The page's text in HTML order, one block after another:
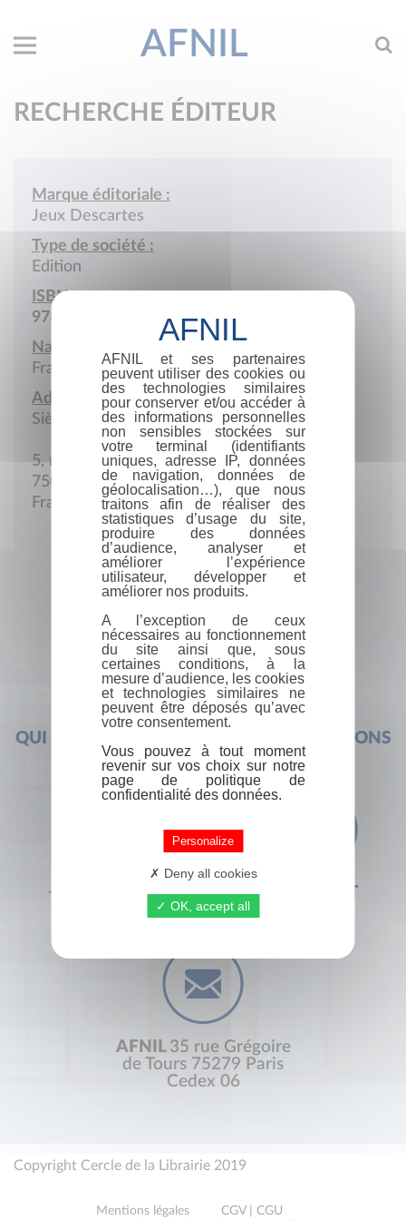
AFNIL
RECHERCHE ÉDITEUR
Marque éditoriale :
Jeux Descartes
Type de société :
Edition
ISBN :
978-2-904783
Nationalité :
France
Adresse :
Siège social
5, rue de La Baume
75008 Paris
France
QUI SOMMES-NOUS ? FOIRE AUX QUESTIONS
+33 (0) 1 44 41 29 19 CONTACT
AFNIL 35 rue Grégoire
de Tours 75279 Paris
Cedex 06
Copyright Cercle de la Librairie 2019
Mentions légales
CGV | CGU
AFNIL et ses partenaires
peuvent utiliser des cookies ou
des technologies similaires
pour conserver et/ou accéder à
des informations personnelles
non sensibles stockées sur
votre terminal (identifiants
uniques, adresse IP, données
de navigation, données de
géolocalisation…), que nous
traitons afin de réaliser des
statistiques d’usage du site,
produire des données
d’audience, analyser et
améliorer l’expérience
utilisateur, développer et
améliorer nos produits.
A l’exception de ceux
nécessaires au fonctionnement
du site ainsi que, sous
certaines conditions, à la
mesure d’audience, les cookies
et technologies similaires ne
peuvent être déposés qu’avec
votre consentement.
Vous pouvez à tout moment
revenir sur vos choix sur notre
page de politique de
confidentialité des données.
Personalize
Deny all cookies
OK, accept all